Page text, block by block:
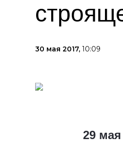
30 мая 2017, 10:09
29